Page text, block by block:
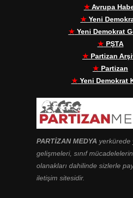
★Avrupa
★ Yeni
★Yeni Demokrat
★PŞTA
★ Partizan
★ Partizan
★Yeni Demokrat
PARTİZAN MEDYA yerkürede
gelişmeleri, sınıf
olanakları dahilinde sizlerle
iletişim sitesidir.